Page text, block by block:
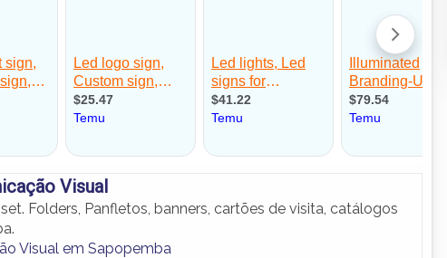
Visual
Folders, Panfletos, banners, cartões de visita, catálogos
Visual em Sapopemba